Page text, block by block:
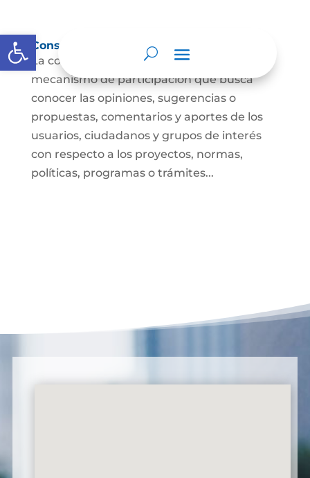
Abrir barra de herramientas
Consulta ciudadana
La consulta a la ciudadanía es un
mecanismo de participación que busca
conocer las opiniones, sugerencias o
propuestas, comentarios y aportes de los
usuarios, ciudadanos y grupos de interés
con respecto a los proyectos, normas,
políticas, programas o trámites...